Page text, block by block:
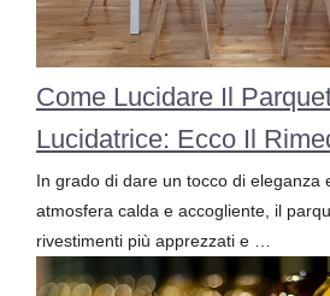
Come Lucidare Il
Lucidatrice: Ecco Il
In grado di dare un tocco di eleganza
atmosfera calda e accogliente, il
rivestimenti più apprezzati e …